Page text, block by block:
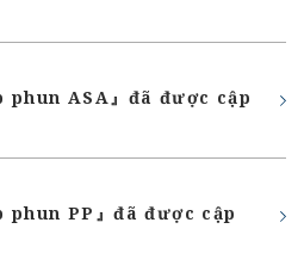
ASA』đã được cập
PP』đã được cập